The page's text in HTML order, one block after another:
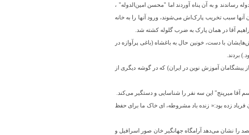
رساندند و به آن پناه آوردند اما "محسن امین‌الدوله" ،
سبب تخریب پارک‌اش می‌شوند، ورود آنها را به خانه
آقا در همان پارک به ضرب گلوله کشته شد.
با دست، خونین حال به باغشاه (باغی پرآوازه در
بردند.
پیشگامان آموزش نوین در ایران) که در گوشه دیگری از
آقا میرپنج" این سه نفر را شناسایی و دستگیر می‌کند.
در باغشاه اعدام می‌کنند. جهانگیر خان ۳۲ ساله در وقت کشته شدن فریاد زده بود:« زنده باد مشروطه، ای خاک ما برای حفظ
را نشان می‌دهد آرامگاه جهانگیر خان صور اسرافیل و